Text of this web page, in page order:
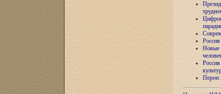
Новые
Перон: